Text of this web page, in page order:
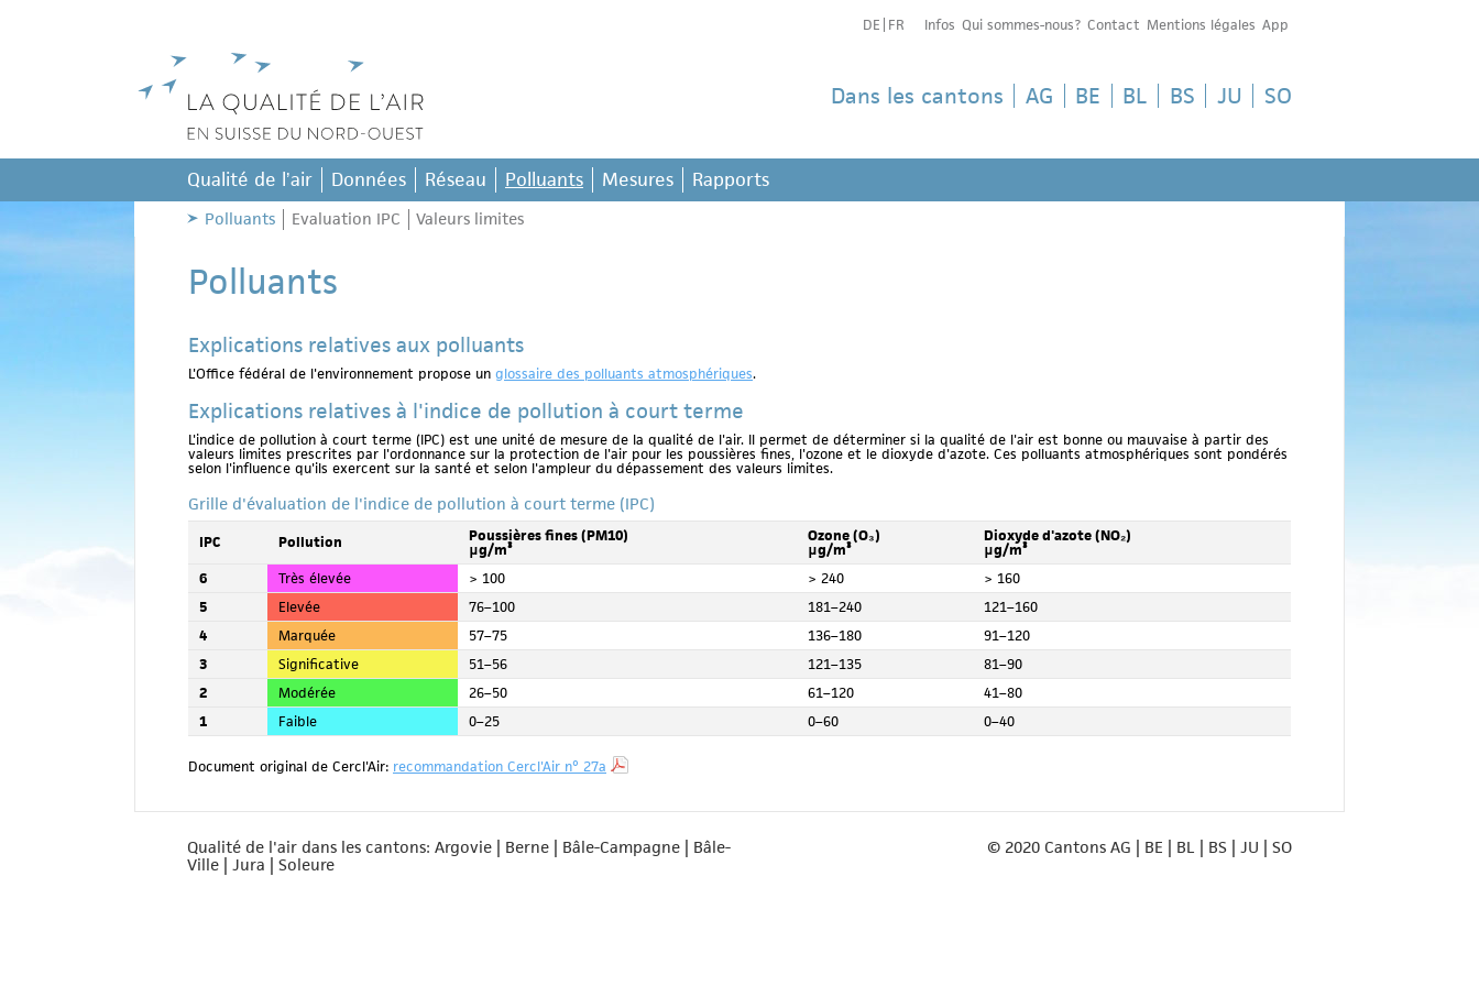
DE FR Infos Qui sommes-nous? Contact Mentions légales App
Dans les cantons AG BE BL BS JU SO
Qualité de lʼair Données Réseau Polluants Mesures Rapports
Polluants Evaluation IPC Valeurs limites
Polluants
Explications relatives aux polluants
L'Office fédéral de l'environnement propose un glossaire des polluants atmosphériques.
Explications relatives à l'indice de pollution à court terme
L'indice de pollution à court terme (IPC) est une unité de mesure de la qualité de l'air. Il permet de déterminer si la qualité de l'air est bonne ou mauvaise à partir des
valeurs limites prescrites par l'ordonnance sur la protection de l'air pour les poussières fines, l'ozone et le dioxyde d'azote. Ces polluants atmosphériques sont pondérés
selon l'influence qu'ils exercent sur la santé et selon l'ampleur du dépassement des valeurs limites.
Grille d'évaluation de l'indice de pollution à court terme (IPC)
IPC Pollution Poussières fines (PM10)
μg/m³
Ozone (O₃)
μg/m³
Dioxyde d'azote (NO₂)
μg/m³
6
Très élevée > 100 > 240
> 160
5
Elevée 76–100 181–240
121–160
4
Marquée 57–75 136–180
91–120
3
Significative 51–56 121–135
81–90
2
Modérée 26–50 61–120
41–80
1
Faible 0–25 0–60 0–40
Document original de Cercl'Air: recommandation Cercl'Air n° 27a
Qualité de l'air dans les cantons: Argovie | Berne | Bâle-Campagne | Bâle-
Ville | Jura | Soleure
© 2020 Cantons AG | BE | BL | BS | JU | SO